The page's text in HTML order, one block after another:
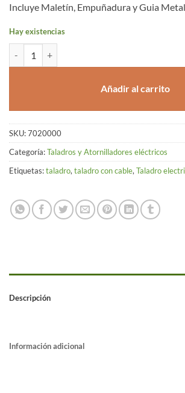
Incluye Maletín, Empuñadura y Guia
Hay existencias
Añadir al carrito
SKU:7020000
Categoría:Taladros y Atornilladores eléctricos
Etiquetas:taladro,taladro con cable,Taladro
Descripción
Información adicional